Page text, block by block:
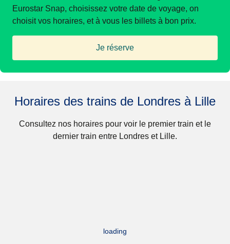
Eurostar Snap, choisissez votre date de voyage, on
choisit vos horaires, et à vous les billets à bon prix.
Je réserve
(Ouvre un nouvel onglet
Horaires des trains de Londres à Lille
Consultez nos horaires pour voir le premier train et le
dernier train entre Londres et Lille.
loading